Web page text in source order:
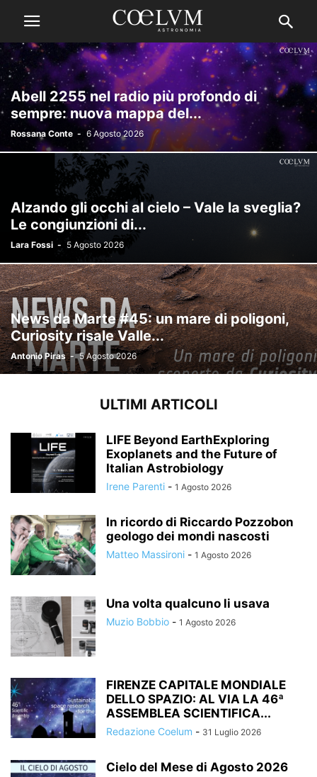
Abell 2255 nel radio più profondo di
sempre: nuova mappa del...
Rossana Conte - 6 Agosto 2026
Alzando gli occhi al cielo – Vale la sveglia?
Le congiunzioni di...
Lara Fossi - 5 Agosto 2026
News da Marte #45: un mare di poligoni,
Curiosity risale Valle...
Antonio Piras - 5 Agosto 2026
ULTIMI ARTICOLI
LIFE Beyond EarthExploring
Exoplanets and the Future of
Italian Astrobiology
Irene Parenti - 1 Agosto 2026
In ricordo di Riccardo Pozzobon
geologo dei mondi nascosti
Matteo Massironi - 1 Agosto 2026
Una volta qualcuno li usava
Muzio Bobbio - 1 Agosto 2026
FIRENZE CAPITALE MONDIALE
DELLO SPAZIO: AL VIA LA 46ª
ASSEMBLEA SCIENTIFICA...
Redazione Coelum - 31 Luglio 2026
Cielo del Mese di Agosto 2026